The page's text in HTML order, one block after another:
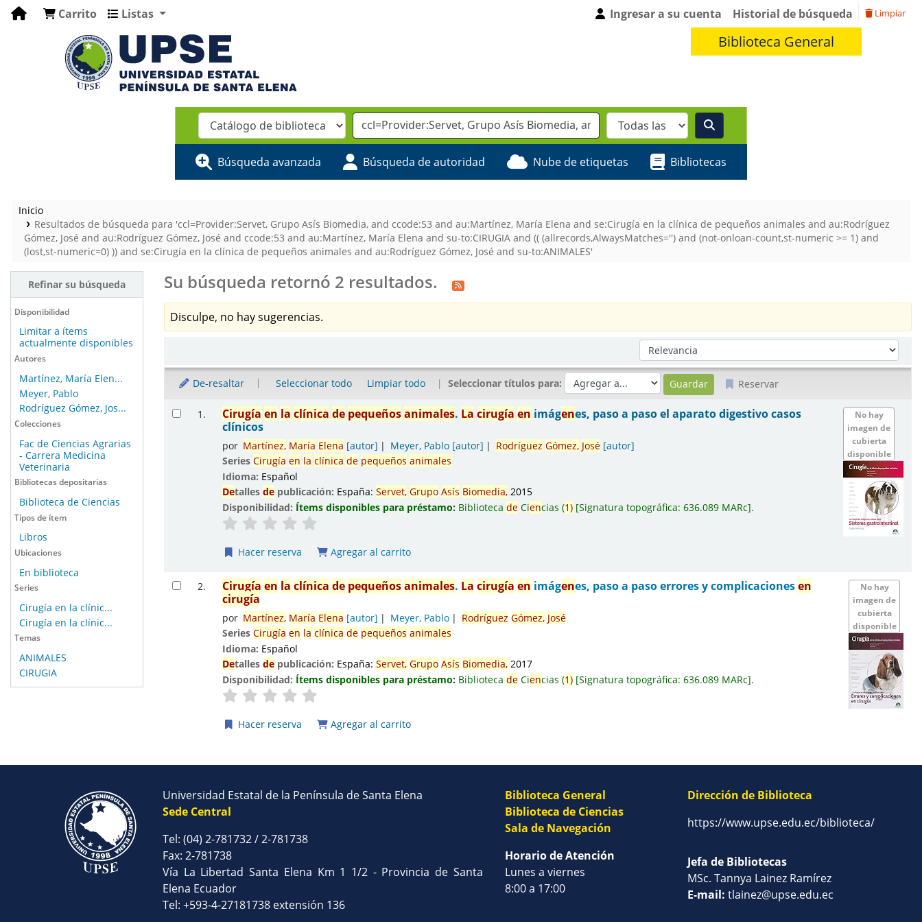
Carrito Listas Ingresar a su cuenta Historial de búsqueda Limpiar
Biblioteca General
Búsqueda avanzada Búsqueda de autoridad Nube de etiquetas Bibliotecas
Inicio
Resultados de búsqueda para 'ccl=Provider:Servet, Grupo Asís Biomedia, and ccode:53 and au:Martínez, María Elena and se:Cirugía en la clínica de pequeños animales and au:Rodríguez
Gómez, José and au:Rodríguez Gómez, José and ccode:53 and au:Martínez, María Elena and su-to:CIRUGIA and (( (allrecords,AlwaysMatches='') and (not-onloan-count,st-numeric >= 1) and
(lost,st-numeric=0) )) and se:Cirugía en la clínica de pequeños animales and au:Rodríguez Gómez, José and su-to:ANIMALES'
Refinar su búsqueda
Disponibilidad
Limitar a ítems
actualmente disponibles
Autores
Martínez, María Elen...
Meyer, Pablo
Rodríguez Gómez, Jos...
Colecciones
Fac de Ciencias Agrarias
- Carrera Medicina
Veterinaria
Bibliotecas depositarias
Biblioteca de Ciencias
Tipos de ítem
Libros
Ubicaciones
En biblioteca
Series
Cirugía en la clínic...
Cirugía en la clínic...
Temas
ANIMALES
CIRUGIA
Su búsqueda retornó 2 resultados.
Disculpe, no hay sugerencias.
Ordenar por:
De-resaltar Seleccionar todo Limpiar todo Seleccionar títulos para: Reservar
Resultados
1.
No hay
imagen de
cubierta
disponible
Cirugía en la clínica de pequeñosanimales. La cirugía en imágenes, paso a paso el aparato digestivo casos
clínicos
por Martínez, María Elena [autor] Meyer, Pablo[autor] Rodríguez Gómez, José[autor]
Series Cirugía en la clínica de pequeños animales
Idioma: Español
Detalles de publicación: España: Servet, Grupo Asís Biomedia, 2015
Disponibilidad: Ítems disponibles para préstamo: Biblioteca de Ciencias (1) Signatura topográfica: 636.089 MARc .
Hacer reserva Agregar al carrito
2.
No hay
imagen de
cubierta
disponible
Cirugía en la clínica de pequeñosanimales. La cirugía en imágenes, paso a paso errores y complicacionesen
cirugía
por Martínez, María Elena [autor] Meyer, Pablo Rodríguez Gómez, José
Series Cirugía en la clínica de pequeños animales
Idioma: Español
Detalles de publicación: España: Servet, Grupo Asís Biomedia, 2017
Disponibilidad: Ítems disponibles para préstamo: Biblioteca de Ciencias (1) Signatura topográfica: 636.089 MARc .
Hacer reserva Agregar al carrito
Páginas
Universidad Estatal de la Península de Santa Elena
Sede Central
Tel: (04) 2-781732 / 2-781738
Fax: 2-781738
Vía La Libertad Santa Elena Km 1 1/2 - Provincia de Santa
Elena Ecuador
Tel: +593-4-27181738 extensión 136
Biblioteca General
Biblioteca de Ciencias
Sala de Navegación
Horario de Atención
Lunes a viernes
8:00 a 17:00
Dirección de Biblioteca
https://www.upse.edu.ec/biblioteca/
Jefa de Bibliotecas
MSc. Tannya Lainez Ramírez
E-mail: tlainez@upse.edu.ec